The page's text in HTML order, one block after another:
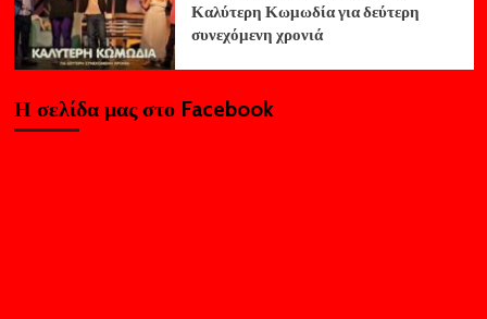
Καλύτερη Κωμωδία για δεύτερη
συνεχόμενη χρονιά
Η σελίδα μας στο Facebook